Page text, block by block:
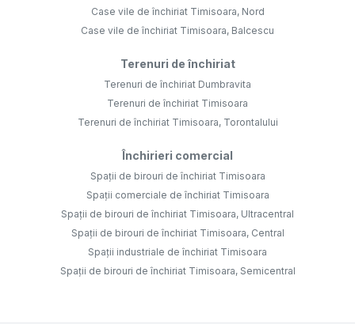
Case vile de închiriat Timisoara, Nord
Case vile de închiriat Timisoara, Balcescu
Terenuri de închiriat
Terenuri de închiriat Dumbravita
Terenuri de închiriat Timisoara
Terenuri de închiriat Timisoara, Torontalului
Închirieri comercial
Spații de birouri de închiriat Timisoara
Spații comerciale de închiriat Timisoara
Spații de birouri de închiriat Timisoara, Ultracentral
Spații de birouri de închiriat Timisoara, Central
Spații industriale de închiriat Timisoara
Spații de birouri de închiriat Timisoara, Semicentral